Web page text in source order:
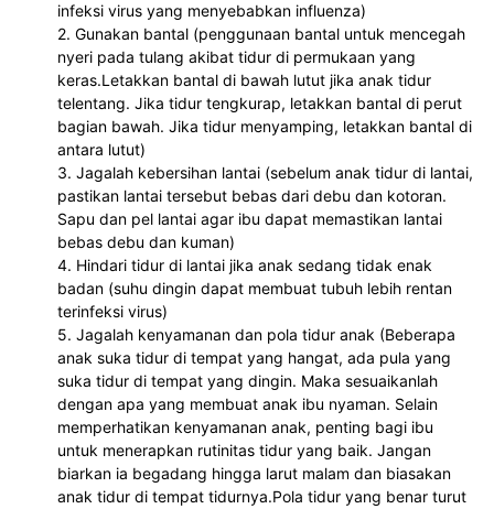
infeksi virus yang menyebabkan influenza)
2. Gunakan bantal (penggunaan bantal untuk mencegah
nyeri pada tulang akibat tidur di permukaan yang
keras.Letakkan bantal di bawah lutut jika anak tidur
telentang. Jika tidur tengkurap, letakkan bantal di perut
bagian bawah. Jika tidur menyamping, letakkan bantal di
antara lutut)
3. Jagalah kebersihan lantai (sebelum anak tidur di lantai,
pastikan lantai tersebut bebas dari debu dan kotoran.
Sapu dan pel lantai agar ibu dapat memastikan lantai
bebas debu dan kuman)
4. Hindari tidur di lantai jika anak sedang tidak enak
badan (suhu dingin dapat membuat tubuh lebih rentan
terinfeksi virus)
5. Jagalah kenyamanan dan pola tidur anak (Beberapa
anak suka tidur di tempat yang hangat, ada pula yang
suka tidur di tempat yang dingin. Maka sesuaikanlah
dengan apa yang membuat anak ibu nyaman. Selain
memperhatikan kenyamanan anak, penting bagi ibu
untuk menerapkan rutinitas tidur yang baik. Jangan
biarkan ia begadang hingga larut malam dan biasakan
anak tidur di tempat tidurnya.Pola tidur yang benar turut